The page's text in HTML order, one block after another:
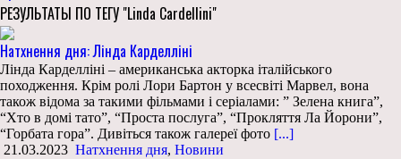
РЕЗУЛЬТАТЫ ПО ТЕГУ "Linda Cardellini"
Натхнення дня: Лінда Карделліні
Лінда Карделліні – американська акторка італійського
походження. Крім ролі Лори Бартон у всесвіті Марвел, вона
також відома за такими фільмами і серіалами: ” Зелена книга”,
“Хто в домі тато”, “Проста послуга”, “Прокляття Ла Йорони”,
“Горбата гора”. Дивіться також галереї фото [...]
21.03.2023 Натхнення дня, Новини